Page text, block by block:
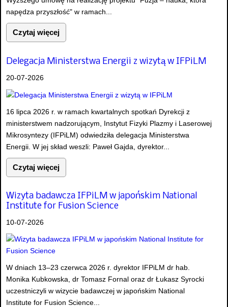
napędza przyszłość" w ramach...
Czytaj więcej
Delegacja Ministerstwa Energii z wizytą w IFPiLM
20-07-2026
16 lipca 2026 r. w ramach kwartalnych spotkań Dyrekcji z
ministerstwem nadzorującym, Instytut Fizyki Plazmy i Laserowej
Mikrosyntezy (IFPiLM) odwiedziła delegacja Ministerstwa
Energii. W jej skład weszli: Paweł Gajda, dyrektor...
Czytaj więcej
Wizyta badawcza IFPiLM w japońskim National
Institute for Fusion Science
10-07-2026
W dniach 13–23 czerwca 2026 r. dyrektor IFPiLM dr hab.
Monika Kubkowska, dr Tomasz Fornal oraz dr Łukasz Syrocki
uczestniczyli w wizycie badawczej w japońskim National
Institute for Fusion Science...